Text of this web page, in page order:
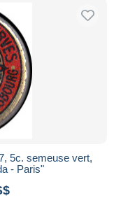
5c. semeuse vert,
- Paris"